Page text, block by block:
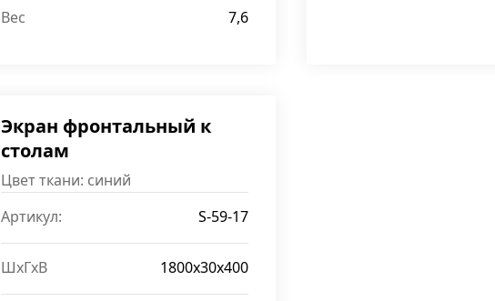
Вес 7,6
Экран фронтальный к
столам
Цвет ткани: синий
Артикул: S-59-17
ШxГxВ 1800x30x400